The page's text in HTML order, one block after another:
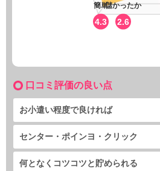
儲かったか
2.6
簡単
4.3
口コミ評価の良い点
お小遣い程度で良ければ
センター・ポインヨ・クリック
何となくコツコツと貯められる